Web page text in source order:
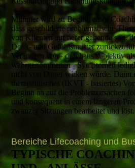
Mitunter wird zu Beginn eines
dass geschilderte problematische
von Klienten auf tiefer gehende sog.
Denk- und Gefühlsmuster
Verändern von - durchaus subjektiv
wahrgenommenen - Symptomen
nicht von Dauer wirken würde.
therapeutisches (IKVT - basiertes)
Beginn an auf die Problemursachen
und konsequent in einem längeren
zwanzig Sitzungen bearbeitet und löst.
Bereiche Lifecoaching und
TYPISCHE